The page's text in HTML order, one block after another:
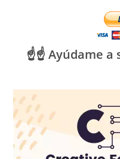
☝️☝️ Ayúdame a